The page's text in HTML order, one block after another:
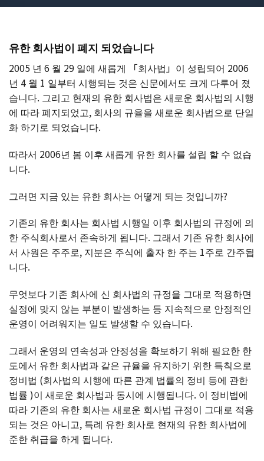
유한 회사법이 폐지 되었습니다
2005 년 6 월 29 일에 새롭게 「회사법」이 성립되어 2006
년 4 월 1 일부터 시행되는 것은 신문에서도 크게 다루어 졌
습니다. 그리고 현재의 유한 회사법은 새로운 회사법의 시행
에 따라 폐지되었고, 회사의 규율을 새로운 회사법으로 단일
화 하기로 되었습니다.
따라서 2006년 봄 이후 새롭게 유한 회사를 설립 할 수 없습
니다.
그러면 지금 있는 유한 회사는 어떻게 되는 것입니까?
기존의 유한 회사는 회사법 시행일 이후 회사법의 규정에 의
한 주식회사로서 존속하게 됩니다. 그래서 기존 유한 회사에
서 사원은 주주로, 지분은 주식에 출자 한 주는 1주로 간주됩
니다.
무엇보다 기존 회사에 신 회사법의 규정을 그대로 적용하면
실정에 맞지 않는 부분이 발생하는 등 지속적으로 안정적인
운영이 어려워지는 일도 발생할 수 있습니다.
그래서 운영의 연속성과 안정성을 확보하기 위해 필요한 한
도에서 유한 회사법과 같은 규율을 유지하기 위한 특칙으로
정비법 (회사법의 시행에 따른 관계 법률의 정비 등에 관한
법률 )이 새로운 회사법과 동시에 시행됩니다. 이 정비법에
따라 기존의 유한 회사는 새로운 회사법 규정이 그대로 적용
되는 것은 아니고, 특례 유한 회사로 현재의 유한 회사법에
준한 취급을 하게 됩니다.